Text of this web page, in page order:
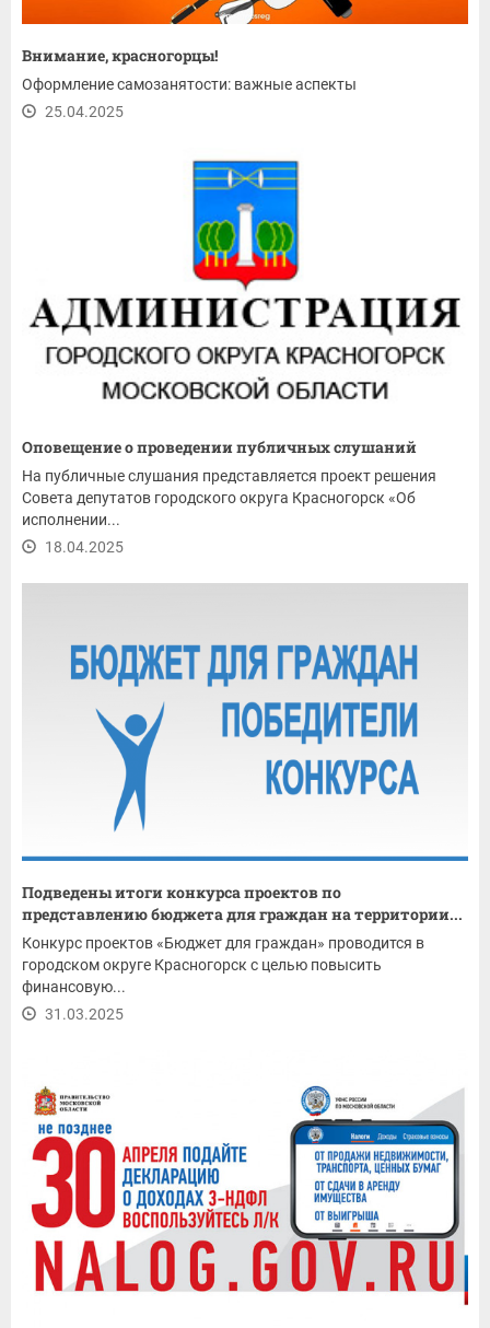
Внимание, красногорцы!
Оформление самозанятости: важные аспекты
25.04.2025
Оповещение о проведении публичных слушаний
На публичные слушания представляется проект решения
Совета депутатов городского округа Красногорск «Об
исполнении...
18.04.2025
Подведены итоги конкурса проектов по
представлению бюджета для граждан на территории...
Конкурс проектов «Бюджет для граждан» проводится в
городском округе Красногорск с целью повысить
финансовую...
31.03.2025